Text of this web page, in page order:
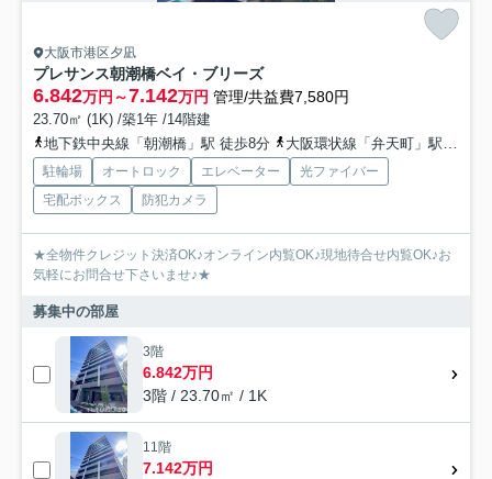
大阪市港区夕凪
プレサンス朝潮橋ベイ・ブリーズ
6.842万円～7.142万円 管理/共益費7,580円
23.70㎡ (1K) /築1年 /14階建
地下鉄中央線「朝潮橋」駅 徒歩8分
大阪環状線「弁天町」駅 徒歩17分
駐輪場 オートロック エレベーター
光ファイバー
宅配ボックス
防犯カメラ
★全物件クレジット決済OK♪オンライン内覧OK♪現地待合せ内覧OK♪お
気軽にお問合せ下さいませ♪★
募集中の部屋
3階
6.842万円
3階 / 23.70㎡ / 1K
11階
7.142万円